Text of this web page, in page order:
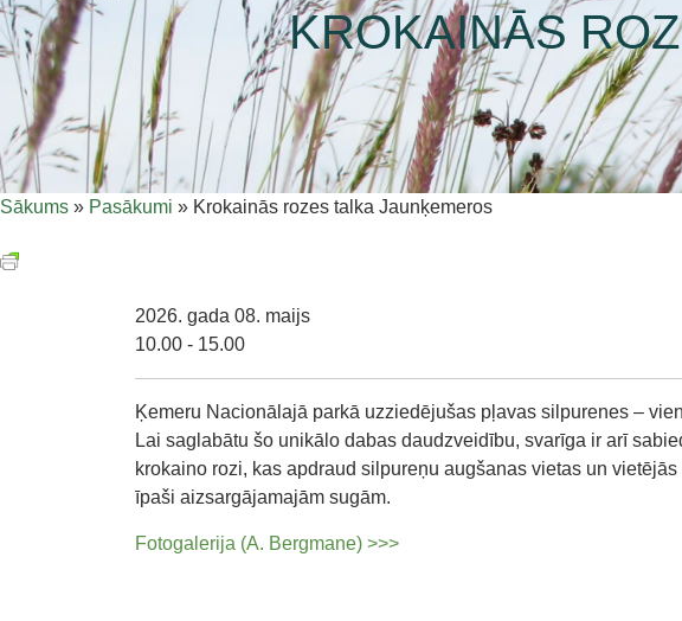
KROKAINĀS
Sākums » Pasākumi » Krokainās rozes talka Jaunķemeros
2026. gada 08. maijs
10.00 - 15.00
Ķemeru Nacionālajā parkā uzziedējušas pļavas silpurenes –
Lai saglabātu šo unikālo dabas daudzveidību, svarīga ir arī
krokaino rozi, kas apdraud silpureņu augšanas vietas un
īpaši aizsargājamajām sugām.
Fotogalerija (A. Bergmane) >>>